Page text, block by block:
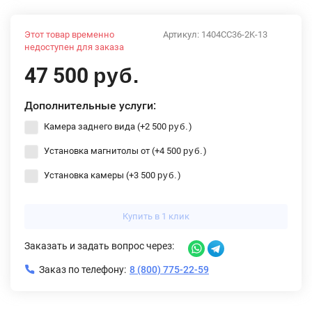
Артикул: 1404CC36-2K-13
Этот товар временно
недоступен для заказа
47 500 руб.
Дополнительные услуги:
Камера заднего вида (+2 500 руб. )
Установка магнитолы от (+4 500 руб. )
Установка камеры (+3 500 руб. )
Купить в 1 клик
Заказать и задать вопрос через:
Заказ по телефону: 8 (800) 775-22-59